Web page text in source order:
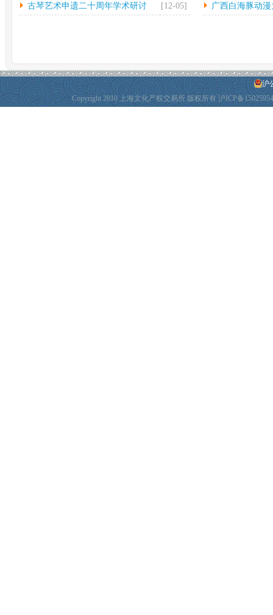
古琴艺术申遗二十周年学术研讨
[12-05]
广西白海豚动
沪
Copyright 2010 上海文化产权交易所 版权所有沪ICP备